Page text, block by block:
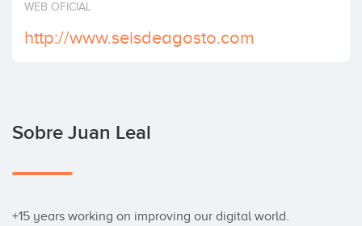
WEB OFICIAL
http://www.seisdeagosto.com
Sobre Juan Leal
+15 years working on improving our digital world.